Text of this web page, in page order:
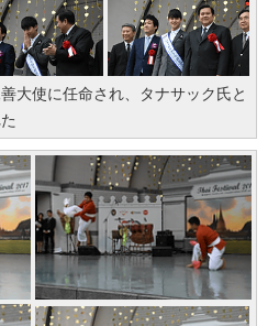
大使に任命され、タナサック氏と